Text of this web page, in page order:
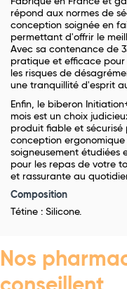
répond aux normes de
conception soignée en
permettant d'offrir le
Avec sa contenance de
pratique et efficace
les risques de
une tranquillité d'esprit
Enfin, le biberon
mois est un choix
produit fiable et sécurisé
conception
soigneusement étudiées
pour les repas de votre
et rassurante au
Composition
Tétine : Silicone.
Nos